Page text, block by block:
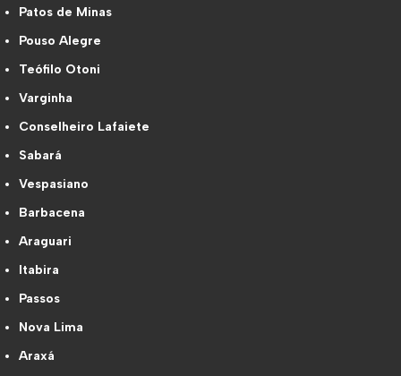
Patos de Minas
Pouso Alegre
Teófilo Otoni
Varginha
Conselheiro Lafaiete
Sabará
Vespasiano
Barbacena
Araguari
Itabira
Passos
Nova Lima
Araxá